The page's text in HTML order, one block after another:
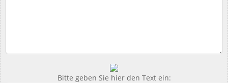
Bitte geben Sie hier den Text ein: